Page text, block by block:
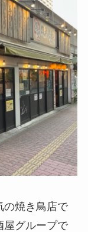
の焼き鳥店で
屋グループで